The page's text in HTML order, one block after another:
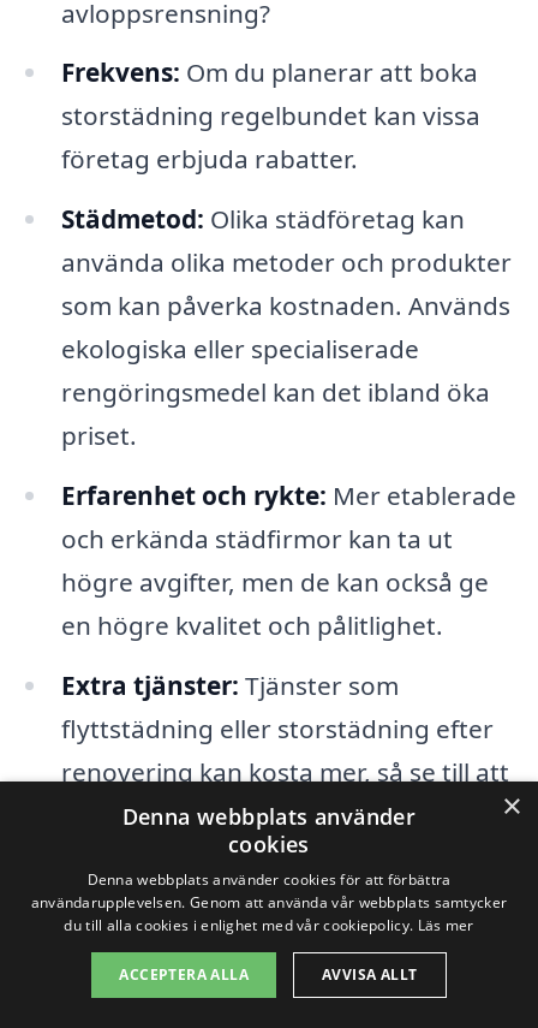
avloppsrensning?
Frekvens: Om du planerar att boka
storstädning regelbundet kan vissa
företag erbjuda rabatter.
Städmetod: Olika städföretag kan
använda olika metoder och produkter
som kan påverka kostnaden. Används
ekologiska eller specialiserade
rengöringsmedel kan det ibland öka
priset.
Erfarenhet och rykte: Mer etablerade
och erkända städfirmor kan ta ut
högre avgifter, men de kan också ge
en högre kvalitet och pålitlighet.
Extra tjänster: Tjänster som
flyttstädning eller storstädning efter
renovering kan kosta mer, så se till att
specificera dina behov när du begär
Genom att förstå dessa faktorer kan du
mer effektivt söka efter storstädning i
×
Denna webbplats använder
cookies
Denna webbplats använder cookies för att förbättra
användarupplevelsen. Genom att använda vår webbplats samtycker
du till alla cookies i enlighet med vår cookiepolicy. Läs mer
ACCEPTERA ALLA AVVISA ALLT